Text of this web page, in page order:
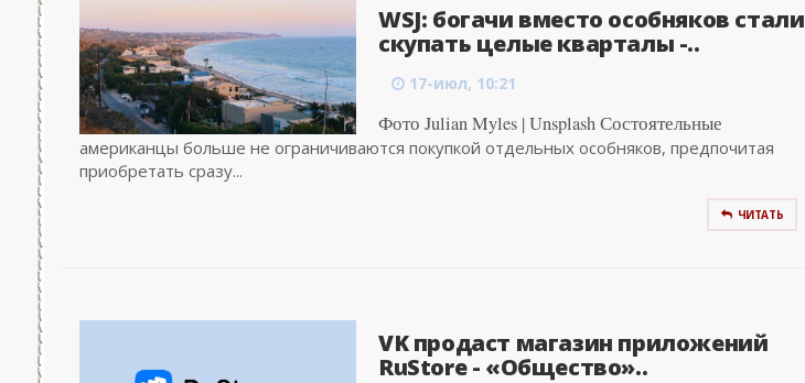
WSJ: богачи вместо особняков стали
скупать целые кварталы -..
17-июл, 10:21
Фото Julian Myles | Unsplash Состоятельные
американцы больше не ограничиваются покупкой отдельных особняков, предпочитая
приобретать сразу...
ЧИТАТЬ
VK продаст магазин приложений
RuStore - «Общество»..